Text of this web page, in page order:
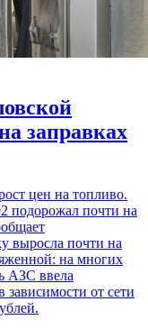
заправках
цен на топливо.
подорожал почти на
выросла почти на
на многих
АЗС ввела
зависимости от сети